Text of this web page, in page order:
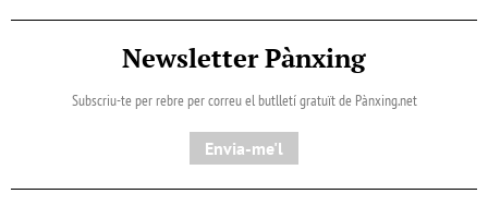
Newsletter Pànxing
Subscriu-te per rebre per correu el butlletí gratuït de Pànxing.net​
Envia-me'l